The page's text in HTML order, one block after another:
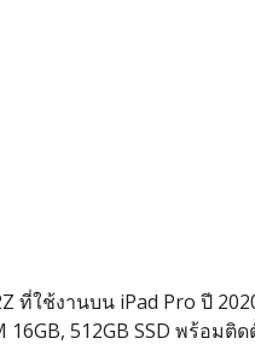
ที่ใช้งานบน iPad Pro ปี
512GB SSD พร้อมติ